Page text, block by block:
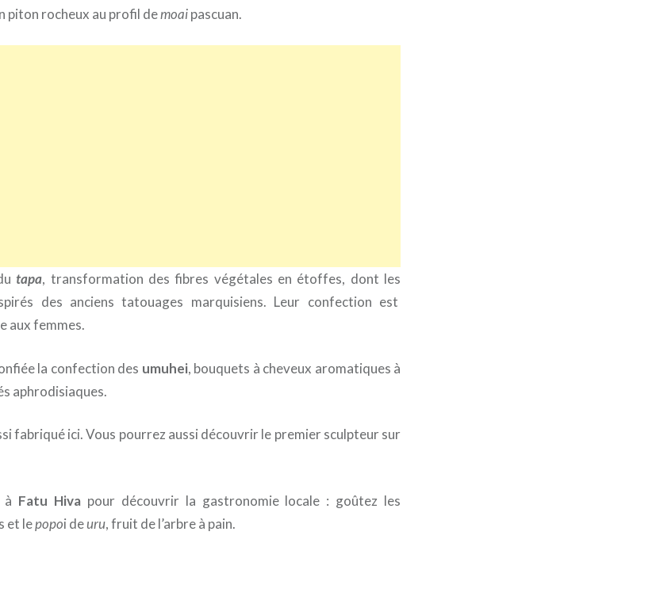
piton rocheux au profil demoaipascuan.
tapa, transformation des fibres végétales en étoffes, dont les
des anciens tatouages marquisiens. Leur confection est
aux femmes.
la confection des umuhei, bouquets à cheveux aromatiques à
aphrodisiaques.
fabriqué ici. Vous pourrez aussi découvrir le premier sculpteur sur
à Fatu Hiva pour découvrir la gastronomie locale : goûtez les
et lepopoi deuru, fruit de l’arbre à pain.